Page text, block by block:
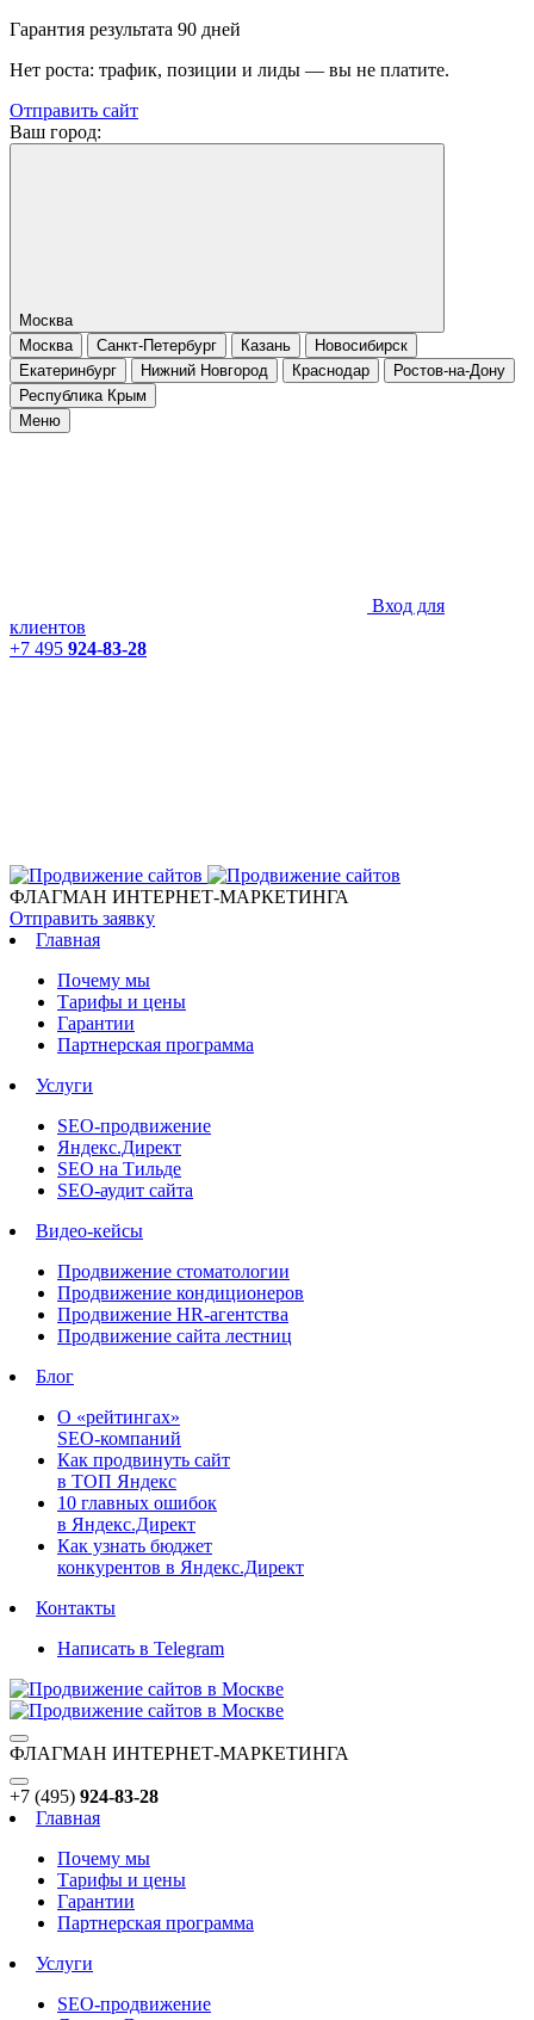
Гарантия результата 90 дней
Нет роста: трафик, позиции и лиды — вы не платите.
Отправить сайт
Ваш город:
Москва
Москва
Санкт-Петербург Казань
Новосибирск
Екатеринбург
Нижний Новгород Краснодар
Ростов-на-Дону
Республика Крым
Меню
Вход для
клиентов
+7 495 924-83-28
ФЛАГМАН ИНТЕРНЕТ-МАРКЕТИНГА
Отправить заявку
Главная
Почему мы
Тарифы и цены
Гарантии
Партнерская программа
Услуги
SEO-продвижение
Яндекс.Директ
SEO на Тильде
SEO-аудит сайта
Видео-кейсы
Продвижение стоматологии
Продвижение кондиционеров
Продвижение HR-агентства
Продвижение сайта лестниц
Блог
О «рейтингах»
SEO-компаний
Как продвинуть сайт
в ТОП Яндекс
10 главных ошибок
в Яндекс.Директ
Как узнать бюджет
конкурентов в Яндекс.Директ
Контакты
Написать в Telegram
ФЛАГМАН ИНТЕРНЕТ-МАРКЕТИНГА
+7 (495) 924-83-28
Главная
Почему мы
Тарифы и цены
Гарантии
Партнерская программа
Услуги
SEO-продвижение